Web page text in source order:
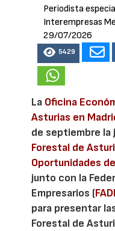
Periodista
Interempresas
29/07/2026
5429
La Oficina
Asturias en
de septiembre la
Forestal de
Oportunidades
junto con la
Empresarios (
para presentar
Forestal de